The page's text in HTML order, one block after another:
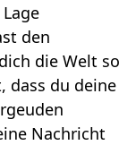
den
die Welt so
dass du deine
Nachricht